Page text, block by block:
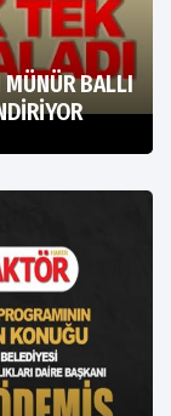
MÜNÜR BALLI